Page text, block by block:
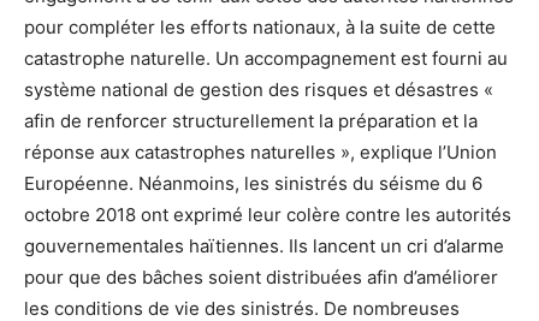
pour compléter les efforts nationaux, à la suite de cette
catastrophe naturelle. Un accompagnement est fourni au
système national de gestion des risques et désastres «
afin de renforcer structurellement la préparation et la
réponse aux catastrophes naturelles », explique l’Union
Européenne. Néanmoins, les sinistrés du séisme du 6
octobre 2018 ont exprimé leur colère contre les autorités
gouvernementales haïtiennes. Ils lancent un cri d’alarme
pour que des bâches soient distribuées afin d’améliorer
les conditions de vie des sinistrés. De nombreuses